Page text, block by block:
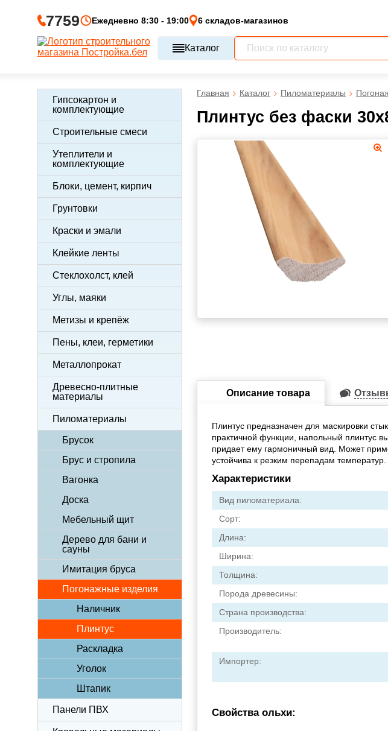
7759 Ежедневно 8:30 - 19:00 6 складов-магазинов
Каталог
Гипсокартон и
комплектующие
Строительные смеси
Утеплители и
комплектующие
Блоки, цемент, кирпич
Грунтовки
Краски и эмали
Клейкие ленты
Стеклохолст, клей
Углы, маяки
Метизы и крепёж
Пены, клеи, герметики
Металлопрокат
Древесно-плитные
материалы
Пиломатериалы
Брусок
Брус и стропила
Вагонка
Доска
Мебельный щит
Дерево для бани и
сауны
Имитация бруса
Погонажные изделия
Наличник
Плинтус
Раскладка
Уголок
Штапик
Панели ПВХ
Главная Каталог Пиломатериалы
Плинтус без фаски
Описание товара
Плинтус предназначен для маскировки
практичной функции, напольный плинтус
придает ему гармоничный вид. Может
устойчива к резким перепадам
Характеристики
Вид пиломатериала:
Сорт:
Длина:
Ширина:
Толщина:
Порода древесины:
Страна производства:
Производитель:
Импортер:
Свойства ольхи: